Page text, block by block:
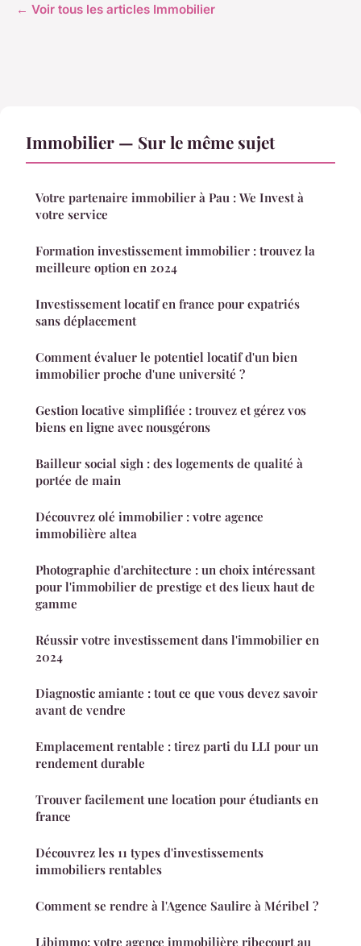
← Voir tous les articles Immobilier
Immobilier — Sur le même sujet
Votre partenaire immobilier à Pau : We Invest à
votre service
Formation investissement immobilier : trouvez la
meilleure option en 2024
Investissement locatif en france pour expatriés
sans déplacement
Comment évaluer le potentiel locatif d'un bien
immobilier proche d'une université ?
Gestion locative simplifiée : trouvez et gérez vos
biens en ligne avec nousgérons
Bailleur social sigh : des logements de qualité à
portée de main
Découvrez olé immobilier : votre agence
immobilière altea
Photographie d'architecture : un choix intéressant
pour l'immobilier de prestige et des lieux haut de
gamme
Réussir votre investissement dans l'immobilier en
2024
Diagnostic amiante : tout ce que vous devez savoir
avant de vendre
Emplacement rentable : tirez parti du LLI pour un
rendement durable
Trouver facilement une location pour étudiants en
france
Découvrez les 11 types d'investissements
immobiliers rentables
Comment se rendre à l'Agence Saulire à Méribel ?
Libimmo: votre agence immobilière ribecourt au